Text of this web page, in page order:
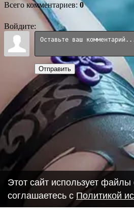
Всего комментариев: 0
Войдите:
Отправить
Этот сайт использует
соглашаетесь с Политикой